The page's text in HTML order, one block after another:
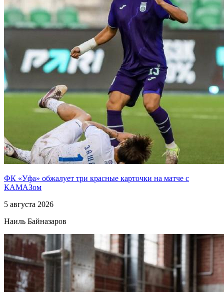
ФК «Уфа» обжалует три красные карточки на матче с
КАМАЗом
5 августа 2026
Наиль Байназаров